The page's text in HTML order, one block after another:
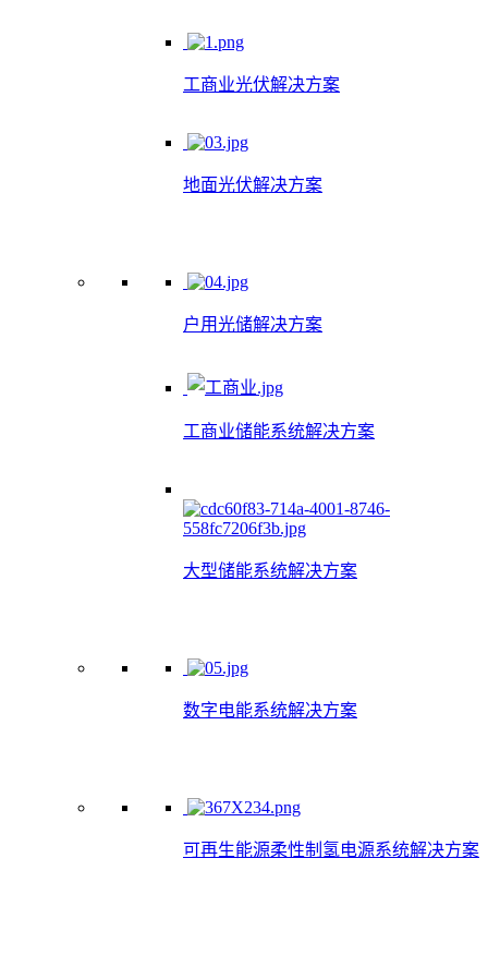
工商业光伏解决方案
地面光伏解决方案
户用光储解决方案
工商业储能系统解决方案
大型储能系统解决方案
数字电能系统解决方案
可再生能源柔性制氢电源系统解决方案